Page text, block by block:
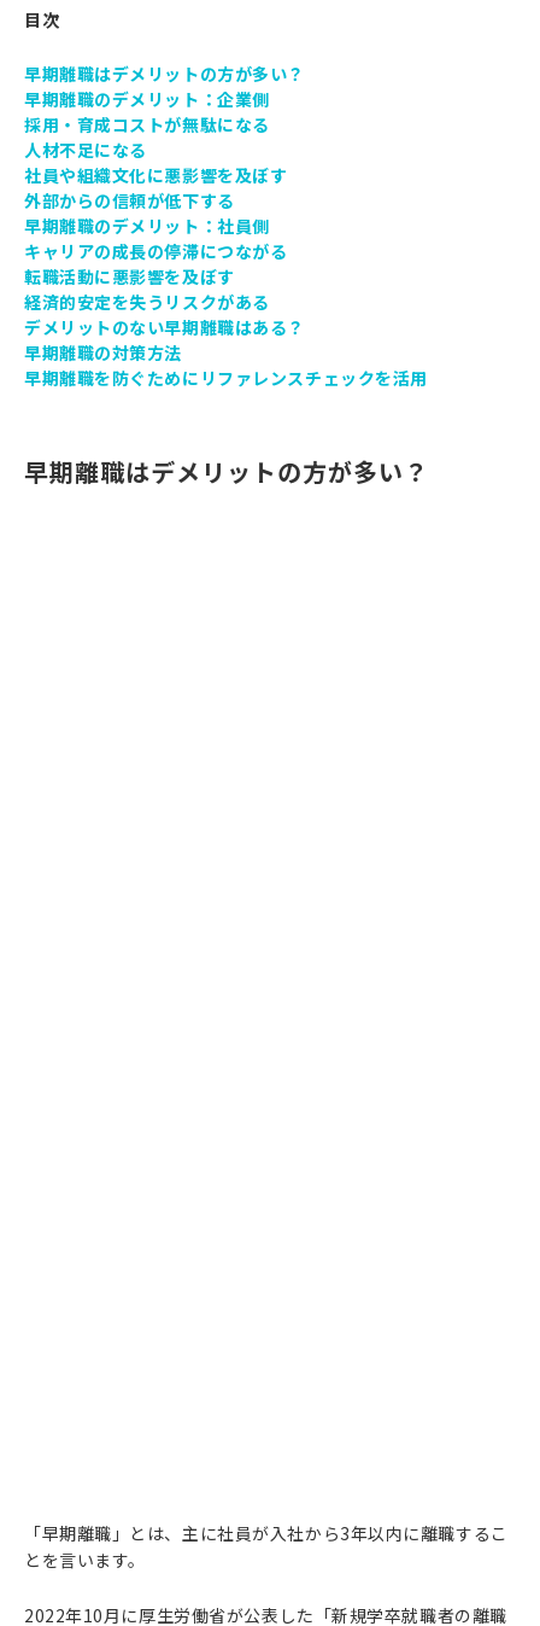
目次
早期離職はデメリットの方が多い？
早期離職のデメリット：企業側
採用・育成コストが無駄になる
人材不足になる
社員や組織文化に悪影響を及ぼす
外部からの信頼が低下する
早期離職のデメリット：社員側
キャリアの成長の停滞につながる
転職活動に悪影響を及ぼす
経済的安定を失うリスクがある
デメリットのない早期離職はある？
早期離職の対策方法
早期離職を防ぐためにリファレンスチェックを活用
早期離職はデメリットの方が多い？
「早期離職」とは、主に社員が入社から3年以内に離職するこ
とを言います。
2022年10月に厚生労働省が公表した「新規学卒就職者の離職